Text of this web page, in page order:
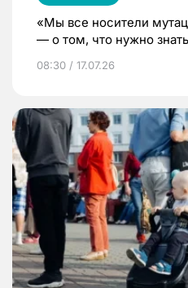
«Мы все носители
— о том, что нужно
08:30 / 17.07.26